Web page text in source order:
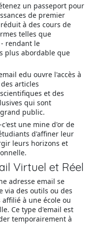
un passeport pour
de premier
à des cours de
telles que
- rendant le
plus abordable que
edu ouvre l'accès à
articles
et des
qui sont
public.
une mine d'or de
d'affiner leur
leurs horizons et
Virtuel et Réel
adresse email se
via des outils ou des
à une école ou
Ce type d'email est
temporairement à